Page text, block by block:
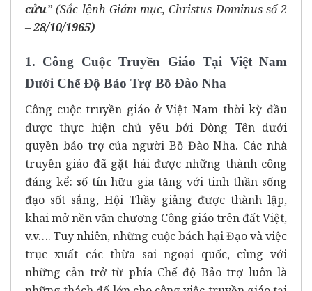
cửu”(Sắc lệnh Giám mục, Christus Dominus số 2
–28/10/1965)
1. Công Cuộc Truyền Giáo Tại Việt Nam
Dưới Chế Độ Bảo Trợ Bồ Đào Nha
Công cuộc truyền giáo ở Việt Nam thời kỳ đầu
được thực hiện chủ yếu bởi Dòng Tên dưới
quyền bảo trợ của người Bồ Đào Nha. Các nhà
truyền giáo đã gặt hái được những thành công
đáng kể: số tín hữu gia tăng với tinh thần sống
đạo sốt sắng, Hội Thầy giảng được thành lập,
khai mở nền văn chương Công giáo trên đất Việt,
v.v…. Tuy nhiên, những cuộc bách hại Đạo và việc
trục xuất các thừa sai ngoại quốc, cùng với
những cản trở từ phía Chế độ Bảo trợ luôn là